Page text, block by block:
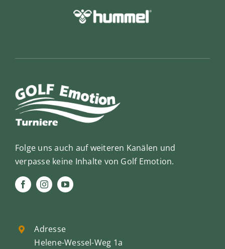
Folge uns auch auf weiteren Kanälen und
verpasse keine Inhalte von Golf Emotion.
Adresse
Helene-Wessel-Weg 1a